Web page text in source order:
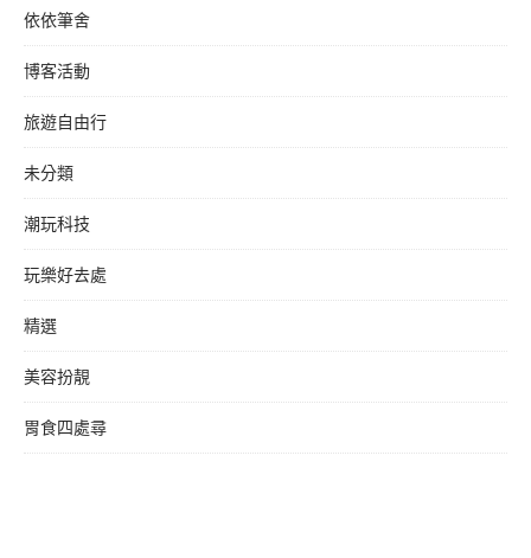
依依筆舍
博客活動
旅遊自由行
未分類
潮玩科技
玩樂好去處
精選
美容扮靚
胃食四處尋